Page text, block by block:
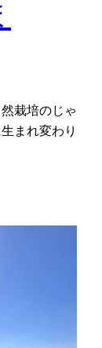
栽培のじゃ
まれ変わり